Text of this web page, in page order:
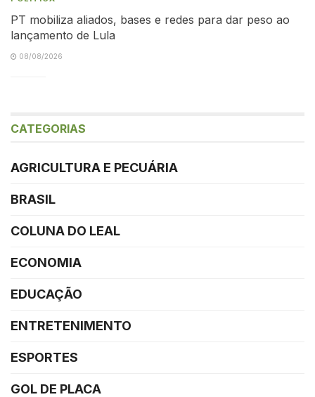
PT mobiliza aliados, bases e redes para dar peso ao
lançamento de Lula
08/08/2026
CATEGORIAS
AGRICULTURA E PECUÁRIA
BRASIL
COLUNA DO LEAL
ECONOMIA
EDUCAÇÃO
ENTRETENIMENTO
ESPORTES
GOL DE PLACA